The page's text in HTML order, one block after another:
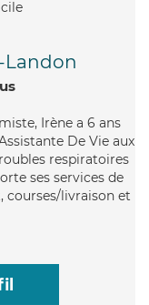
Landon
Irène a 6 ans
De Vie aux
respiratoires
ses services de
courses/livraison et